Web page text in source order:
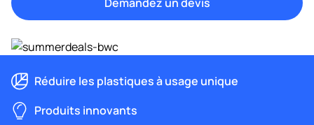
Réduire les plastiques à usage unique
Produits innovants